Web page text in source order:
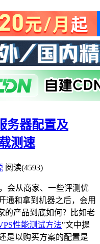
务器配置及
测速
阅读(4593)
会从商家、一些评测优
通和拿到机器之后，会用
的产品到底如何？比如老
性能测试方法"文中提
是以购买方案的配置是